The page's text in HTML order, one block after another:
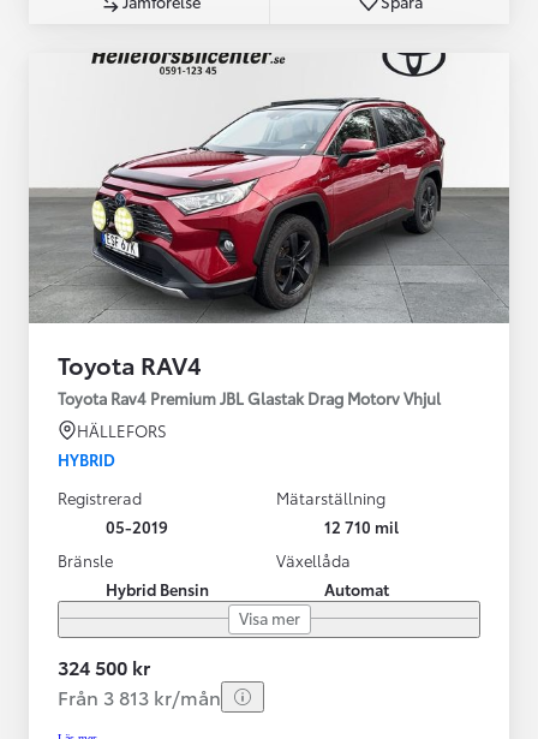
Toyota RAV4
Toyota Rav4 Premium JBL Glastak Drag Motorv Vhjul
HÄLLEFORS
HYBRID
Registrerad
05-2019
Mätarställning
12 710 mil
Bränsle
Hybrid Bensin
Växellåda
Automat
Visa mer
324 500 kr
Från 3 813 kr/mån